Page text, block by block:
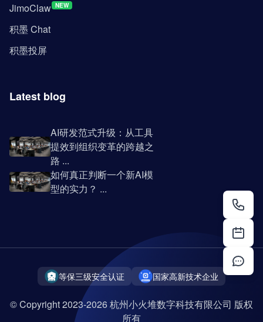
JimoClaw NEW
积墨 Chat
积墨投屏
Latest blog
AI研发范式升级：从工具
提效到组织变革的跨越之
路 ...
如何真正判断一个新AI模
型的实力？ ...
等保三级安全认证 国家高新技术企业
© Copyright 2023-2026 杭州小火堆数字科技有限公司 版权
所有